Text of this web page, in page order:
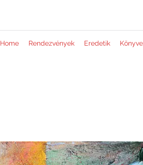
Home Rendezvények Eredetik